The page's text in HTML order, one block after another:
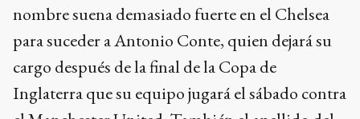
nombre suena demasiado fuerte en el Chelsea
para suceder a Antonio Conte, quien dejará su
cargo después de la final de la Copa de
Inglaterra que su equipo jugará el sábado contra